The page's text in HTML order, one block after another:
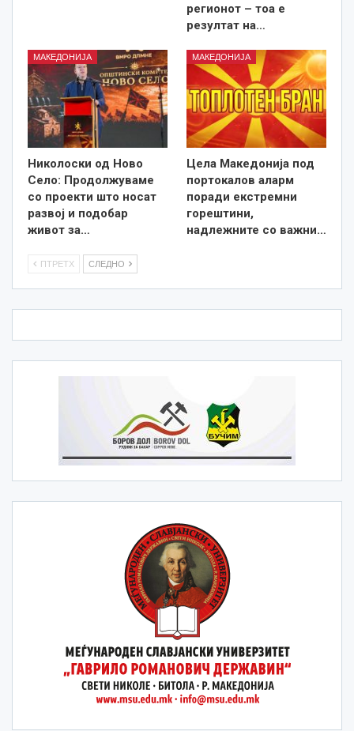
регионот – тоа е
резултат на…
МАКЕДОНИЈА
Николоски од Ново
Село: Продолжуваме
со проекти што носат
развој и подобар
живот за…
МАКЕДОНИЈА
Цела Македонија под
портокалов аларм
поради екстремни
горештини,
надлежните со важни…
ПТРЕТХ СЛЕДНО